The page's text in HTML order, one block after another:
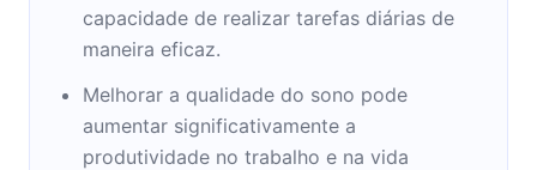
capacidade de realizar tarefas diárias de
maneira eficaz.
Melhorar a qualidade do sono pode
aumentar significativamente a
produtividade no trabalho e na vida